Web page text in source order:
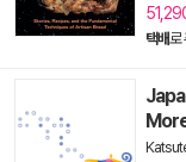
택배로